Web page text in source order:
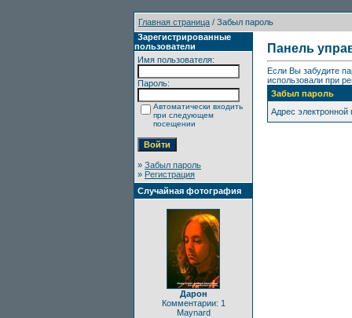
Главная страница / Забыл пароль
Зарегистрированные
пользователи
Имя пользователя:
Пароль:
Автоматически входить
при следующем
посещении
» Забыл пароль
» Регистрация
Случайная фотография
Дарон
Комментарии: 1
Maynard
Панель
Если Вы забудите
использовали при
Забыл пароль
Адрес